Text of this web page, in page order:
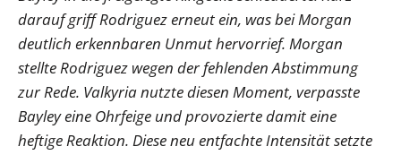
darauf griff Rodriguez erneut ein, was bei Morgan
deutlich erkennbaren Unmut hervorrief. Morgan
stellte Rodriguez wegen der fehlenden Abstimmung
zur Rede. Valkyria nutzte diesen Moment, verpasste
Bayley eine Ohrfeige und provozierte damit eine
heftige Reaktion. Diese neu entfachte Intensität setzte